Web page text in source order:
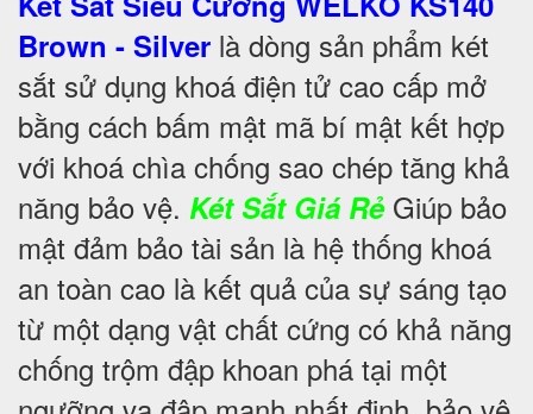
Brown - Silver là dòng sản phẩm két
sắt sử dụng khoá điện tử cao cấp mở
bằng cách bấm mật mã bí mật kết hợp
với khoá chìa chống sao chép tăng khả
năng bảo vệ. Két Sắt Giá RẻGiúp bảo
mật đảm bảo tài sản là hệ thống khoá
an toàn cao là kết quả của sự sáng tạo
từ một dạng vật chất cứng có khả năng
chống trộm đập khoan phá tại một